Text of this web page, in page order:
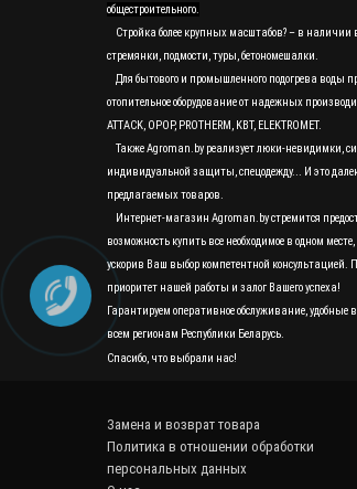
общестроительного.
Стройка более крупных масштабов? – в наличии
стремянки, подмости, туры, бетономешалки.
Для бытового и промышленного подогрева
отопительное оборудование от надежных
ATTACK, OPOP, PROTHERM, KBT, ELEKTROMET.
Также Agroman.by реализует люки-невидимки,
индивидуальной защиты, спецодежду... И это
предлагаемых товаров.
Интернет-магазин Agroman.by стремится
возможность купить все необходимое в одном
ускорив Ваш выбор компетентной консультацией.
приоритет нашей работы и залог Вашего успеха!
Гарантируем оперативное обслуживание,
всем регионам Республики Беларусь.
Спасибо, что выбрали нас!
Замена и возврат товара
Политика в отношении обработки
персональных данных